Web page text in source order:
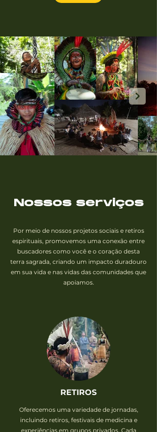
Nossos serviços
Por meio de nossos projetos sociais e retiros
espirituais, promovemos uma conexão entre
buscadores como você e o coração desta
terra sagrada, criando um impacto duradouro
em sua vida e nas vidas das comunidades que
apoiamos.
RETIROS
Oferecemos uma variedade de jornadas,
incluindo retiros, festivais de medicina e
experiências em grupos privados. Cada